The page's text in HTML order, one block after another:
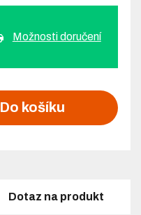
Možnosti doručení
Do košíku
Dotaz na produkt